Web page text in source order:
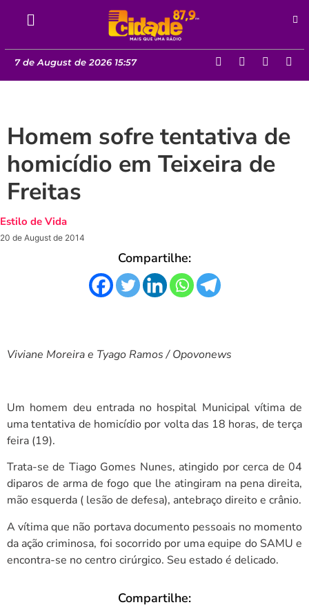
7 de August de 2026 15:57
Homem sofre tentativa de
homicídio em Teixeira de
Freitas
Estilo de Vida
20 de August de 2014
Compartilhe:
Viviane Moreira e Tyago Ramos / Opovonews
Um homem deu entrada no hospital Municipal vítima de
uma tentativa de homicídio por volta das 18 horas, de terça
feira (19).
Trata-se de Tiago Gomes Nunes, atingido por cerca de 04
diparos de arma de fogo que lhe atingiram na pena direita,
mão esquerda ( lesão de defesa), antebraço direito e crânio.
A vítima que não portava documento pessoais no momento
da ação criminosa, foi socorrido por uma equipe do SAMU e
encontra-se no centro cirúrgico. Seu estado é delicado.
Compartilhe: